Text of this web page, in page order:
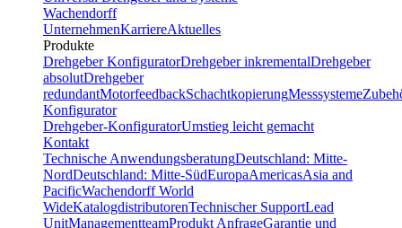
Wachendorff
UnternehmenKarriereAktuelles
Produkte
Drehgeber KonfiguratorDrehgeber inkrementalDrehgeber
absolutDrehgeber
redundantMotorfeedbackSchachtkopierungMesssysteme
Konfigurator
Drehgeber-KonfiguratorUmstieg leicht gemacht
Kontakt
Technische AnwendungsberatungDeutschland: Mitte-
NordDeutschland: Mitte-SüdEuropaAmericasAsia and
PacificWachendorff World
WideKatalogdistributorenTechnischer SupportLead
UnitManagementteamProdukt AnfrageGarantie und